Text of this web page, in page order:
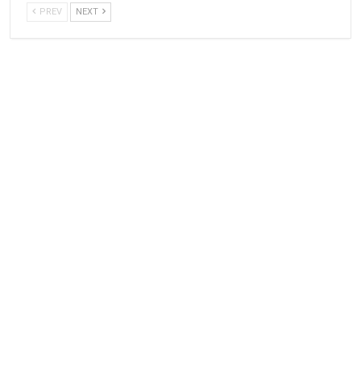
PREV NEXT